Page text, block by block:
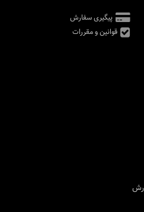
پیگیری سفارش
قوانین و مقررات